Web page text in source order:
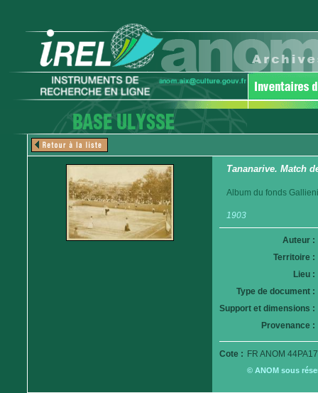
Tananarive. Match
Album du fonds
1903
Auteur :
Territoire :
Lieu :
Type de document :
Support et dimensions :
Provenance :
Cote : FR ANOM
© ANOM sous